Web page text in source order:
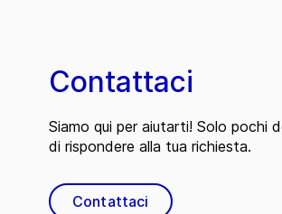
Contattaci
Siamo qui per aiutarti! Solo pochi
di rispondere alla tua richiesta.
Contattaci